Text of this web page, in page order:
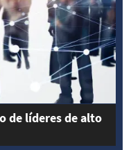
de líderes de alto